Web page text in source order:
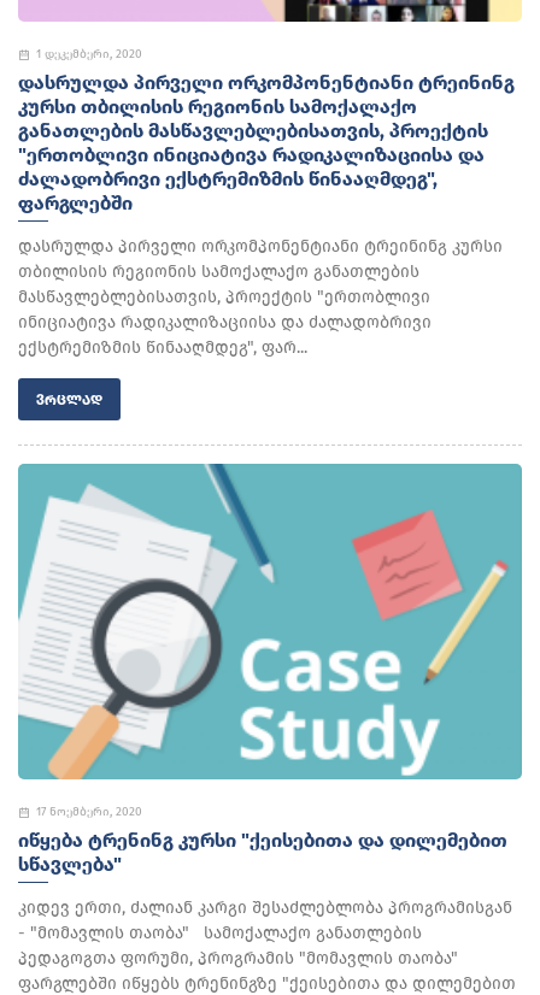
1 დეკემბერი, 2020
ᲓᲐᲡᲠᲣᲚᲓᲐ ᲞᲘᲠᲕᲔᲚᲘ ᲝᲠᲙᲝᲛᲞᲝᲜᲔᲜᲢᲘᲐᲜᲘ ᲢᲠᲔᲘᲜᲘᲜᲒ
ᲙᲣᲠᲡᲘ ᲗᲑᲘᲚᲘᲡᲘᲡ ᲠᲔᲒᲘᲝᲜᲘᲡ ᲡᲐᲛᲝᲥᲐᲚᲐᲥᲝ
ᲒᲐᲜᲐᲗᲚᲔᲑᲘᲡ ᲛᲐᲡᲬᲐᲕᲚᲔᲑᲚᲔᲑᲘᲡᲐᲗᲕᲘᲡ, ᲞᲠᲝᲔᲥᲢᲘᲡ
"ᲔᲠᲗᲝᲑᲚᲘᲕᲘ ᲘᲜᲘᲪᲘᲐᲢᲘᲕᲐ ᲠᲐᲓᲘᲙᲐᲚᲘᲖᲐᲪᲘᲘᲡᲐ ᲓᲐ
ᲫᲐᲚᲐᲓᲝᲑᲠᲘᲕᲘ ᲔᲥᲡᲢᲠᲔᲛᲘᲖᲛᲘᲡ ᲬᲘᲜᲐᲐᲦᲛᲓᲔᲒ",
ᲤᲐᲠᲒᲚᲔᲑᲨᲘ
დასრულდა პირველი ორკომპონენტიანი ტრეინინგ კურსი
თბილისის რეგიონის სამოქალაქო განათლების
მასწავლებლებისათვის, პროექტის "ერთობლივი
ინიციატივა რადიკალიზაციისა და ძალადობრივი
ექსტრემიზმის წინააღმდეგ", ფარ...
ᲕᲠᲪᲚᲐᲓ
17 ნოემბერი, 2020
ᲘᲬᲧᲔᲑᲐ ᲢᲠᲔᲜᲘᲜᲒ ᲙᲣᲠᲡᲘ "ᲥᲔᲘᲡᲔᲑᲘᲗᲐ ᲓᲐ ᲓᲘᲚᲔᲛᲔᲑᲘᲗ
ᲡᲬᲐᲕᲚᲔᲑᲐ"
კიდევ ერთი, ძალიან კარგი შესაძლებლობა პროგრამისგან
- "მომავლის თაობა" სამოქალაქო განათლების
პედაგოგთა ფორუმი, პროგრამის "მომავლის თაობა"
ფარგლებში იწყებს ტრენინგზე "ქეისებითა და დილემებით